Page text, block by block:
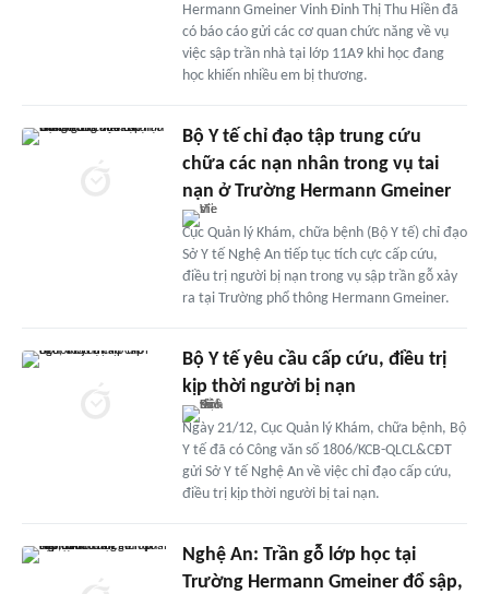
Hermann Gmeiner Vinh Đinh Thị Thu Hiền đã
có báo cáo gửi các cơ quan chức năng về vụ
việc sập trần nhà tại lớp 11A9 khi học đang
học khiến nhiều em bị thương.
Bộ Y tế chỉ đạo tập trung cứu
chữa các nạn nhân trong vụ tai
nạn ở Trường Hermann Gmeiner
Cục Quản lý Khám, chữa bệnh (Bộ Y tế) chỉ đạo
Sở Y tế Nghệ An tiếp tục tích cực cấp cứu,
điều trị người bị nạn trong vụ sập trần gỗ xảy
ra tại Trường phổ thông Hermann Gmeiner.
Bộ Y tế yêu cầu cấp cứu, điều trị
kịp thời người bị nạn
Ngày 21/12, Cục Quản lý Khám, chữa bệnh, Bộ
Y tế đã có Công văn số 1806/KCB-QLCL&CĐT
gửi Sở Y tế Nghệ An về việc chỉ đạo cấp cứu,
điều trị kịp thời người bị tai nạn.
Nghệ An: Trần gỗ lớp học tại
Trường Hermann Gmeiner đổ sập,